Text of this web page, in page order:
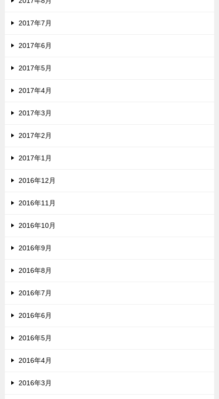
2017年7月
2017年6月
2017年5月
2017年4月
2017年3月
2017年2月
2017年1月
2016年12月
2016年11月
2016年10月
2016年9月
2016年8月
2016年7月
2016年6月
2016年5月
2016年4月
2016年3月